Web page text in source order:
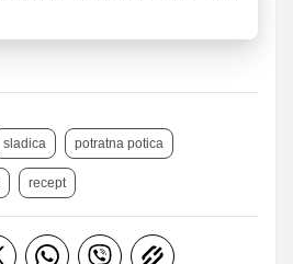
sladica potratna potica
recept